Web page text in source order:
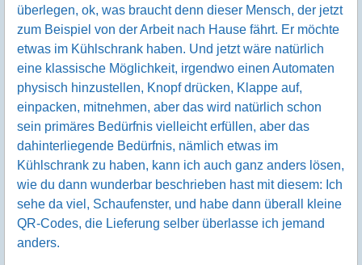
überlegen, ok, was braucht denn dieser Mensch, der jetzt
zum Beispiel von der Arbeit nach Hause fährt. Er möchte
etwas im Kühlschrank haben. Und jetzt wäre natürlich
eine klassische Möglichkeit, irgendwo einen Automaten
physisch hinzustellen, Knopf drücken, Klappe auf,
einpacken, mitnehmen, aber das wird natürlich schon
sein primäres Bedürfnis vielleicht erfüllen, aber das
dahinterliegende Bedürfnis, nämlich etwas im
Kühlschrank zu haben, kann ich auch ganz anders lösen,
wie du dann wunderbar beschrieben hast mit diesem: Ich
sehe da viel, Schaufenster, und habe dann überall kleine
QR-Codes, die Lieferung selber überlasse ich jemand
anders.